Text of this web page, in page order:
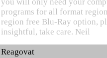
programs for all format
region free Blu-Ray option,
insightful, take care. Neil
Reagovat